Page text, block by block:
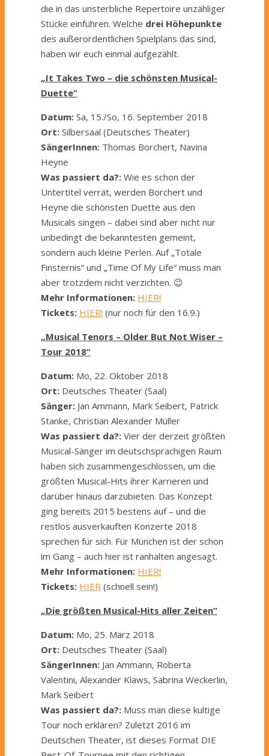
die in das unsterbliche Repertoire unzähliger
Stücke einführen. Welche drei Höhepunkte
des außerordentlichen Spielplans das sind,
haben wir euch einmal aufgezählt.
„It Takes Two – die schönsten Musical-
Duette“
Datum: Sa, 15./So, 16. September 2018
Ort: Silbersaal (Deutsches Theater)
SängerInnen: Thomas Borchert, Navina
Heyne
Was passiert da?: Wie es schon der
Untertitel verrät, werden Borchert und
Heyne die schönsten Duette aus den
Musicals singen – dabei sind aber nicht nur
unbedingt die bekanntesten gemeint,
sondern auch kleine Perlen. Auf „Totale
Finsternis“ und „Time Of My Life“ muss man
aber trotzdem nicht verzichten. 😉
Mehr Informationen: HIER!
Tickets: HIER! (nur noch für den 16.9.)
„Musical Tenors – Older But Not Wiser –
Tour 2018“
Datum: Mo, 22. Oktober 2018
Ort: Deutsches Theater (Saal)
Sänger: Jan Ammann, Mark Seibert, Patrick
Stanke, Christian Alexander Müller
Was passiert da?: Vier der derzeit größten
Musical-Sänger im deutschsprachigen Raum
haben sich zusammengeschlossen, um die
größten Musical-Hits ihrer Karrieren und
darüber hinaus darzubieten. Das Konzept
ging bereits 2015 bestens auf – und die
restlos ausverkauften Konzerte 2018
sprechen für sich. Für München ist der schon
im Gang – auch hier ist ranhalten angesagt.
Mehr Informationen: HIER!
Tickets: HIER (schnell sein!)
„Die größten Musical-Hits aller Zeiten“
Datum: Mo, 25. März 2018
Ort: Deutsches Theater (Saal)
SängerInnen: Jan Ammann, Roberta
Valentini, Alexander Klaws, Sabrina Weckerlin,
Mark Seibert
Was passiert da?: Muss man diese kultige
Tour noch erklären? Zuletzt 2016 im
Deutschen Theater, ist dieses Format DIE